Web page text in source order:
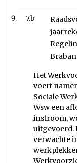
7.b
Het
voert
Sociale
Wsw een
instroom,
uitgevoerd.
verwachte